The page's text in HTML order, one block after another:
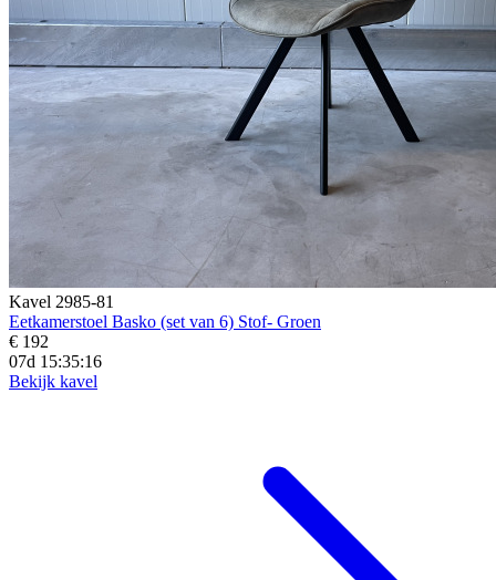
Kavel 2985-81
Eetkamerstoel Basko (set van 6) Stof- Groen
€ 192
07d 15:35:14
Bekijk kavel